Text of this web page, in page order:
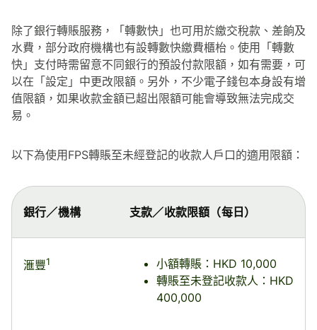
除了銀行轉賬服務，「轉數快」也可用於繳交稅款、差餉及
水費，部分政府機構也有設轉數快繳費櫃枱。使用「轉數
快」支付時需留意不同銀行的預設付款限額，如有需要，可
以在「設定」中更改限額。另外，不少電子錢包本身設有增
值限額，如果收款金額已超出限額可能會導致無法完成交
易。
以下為使用FPS轉賬至未經登記的收款人戶口的適用限額：
銀行／機構 支款／收款限額（每日）
滙豐1
小額轉賬：HKD 10,000
轉賬至未登記收款人：HKD
400,000